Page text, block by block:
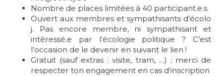
Nombre de places limitées à 40 participant.e.s
Ouvert aux membres et sympathisants d’écolo
j. Pas encore membre, ni sympathisant et
intéressé.e par l’écologie politique ? C’est
l’occasion de le devenir en suivant le lien !
Gratuit (sauf extras : visite, tram, …) ; merci de
respecter ton engagement en cas d’inscription